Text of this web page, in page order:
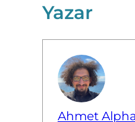
Yazar
Ahmet